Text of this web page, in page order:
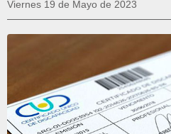
Viernes 19 de Mayo de 2023